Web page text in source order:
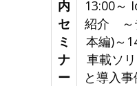
内
セ
ミ
ナ
ー
13:00～
紹介 ～
本編)～
車載ソ
と導入